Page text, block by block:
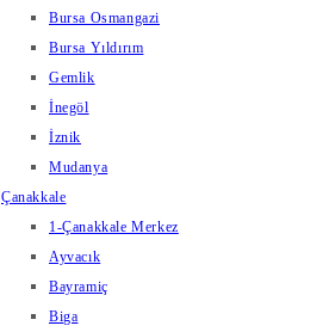
Bursa Osmangazi
Bursa Yıldırım
Gemlik
İnegöl
İznik
Mudanya
Çanakkale
1-Çanakkale Merkez
Ayvacık
Bayramiç
Biga